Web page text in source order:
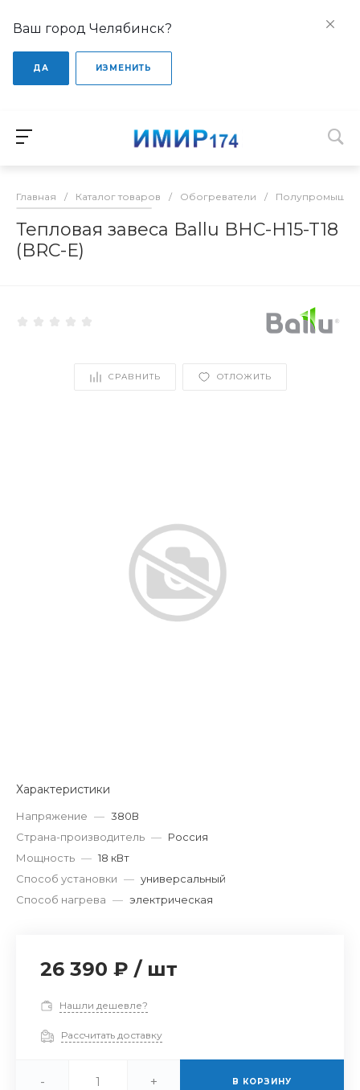
Ваш город Челябинск?
ДА ИЗМЕНИТЬ
Главная / Каталог товаров / Обогреватели /
Тепловая завеса Ballu BHC-H15-T18
(BRC-E)
СРАВНИТЬ ОТЛОЖИТЬ
Характеристики
Напряжение — 380В
Страна-производитель — Россия
Мощность — 18 кВт
Способ установки — универсальный
Способ нагрева — электрическая
26 390 ₽ / шт
Нашли дешевле?
Рассчитать доставку
- + В КОРЗИНУ